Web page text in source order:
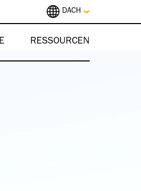
DACH
RESSOURCEN